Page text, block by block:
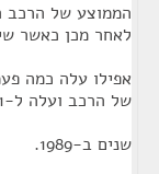
לאחר מכן כאשר
אפילו עלה כמה
של הרכב ועלה ל-7.1
שנים ב-1989.